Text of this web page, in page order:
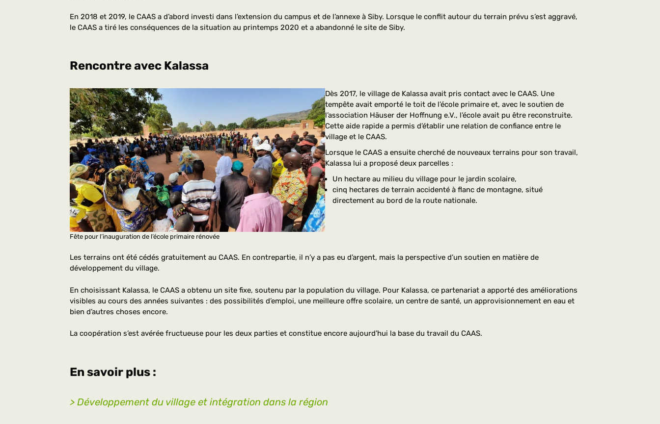
En 2018 et 2019, le CAAS a d’abord investi dans l’extension du campus et de l’annexe à Siby. Lorsque le conflit autour du terrain prévu s’est aggravé,
le CAAS a tiré les conséquences de la situation au printemps 2020 et a abandonné le site de Siby.
Rencontre avec Kalassa
Fête pour l’inauguration de l’école primaire rénovée
Dès 2017, le village de Kalassa avait pris contact avec le CAAS. Une
tempête avait emporté le toit de l’école primaire et, avec le soutien de
l’association Häuser der Hoffnung e.V., l’école avait pu être reconstruite.
Cette aide rapide a permis d’établir une relation de confiance entre le
village et le CAAS.
Lorsque le CAAS a ensuite cherché de nouveaux terrains pour son travail,
Kalassa lui a proposé deux parcelles :
Un hectare au milieu du village pour le jardin scolaire,
cinq hectares de terrain accidenté à flanc de montagne, situé
directement au bord de la route nationale.
Les terrains ont été cédés gratuitement au CAAS. En contrepartie, il n’y a pas eu d’argent, mais la perspective d’un soutien en matière de
développement du village.
En choisissant Kalassa, le CAAS a obtenu un site fixe, soutenu par la population du village. Pour Kalassa, ce partenariat a apporté des améliorations
visibles au cours des années suivantes : des possibilités d’emploi, une meilleure offre scolaire, un centre de santé, un approvisionnement en eau et
bien d’autres choses encore.
La coopération s’est avérée fructueuse pour les deux parties et constitue encore aujourd’hui la base du travail du CAAS.
En savoir plus :
> Développement du village et intégration dans la région